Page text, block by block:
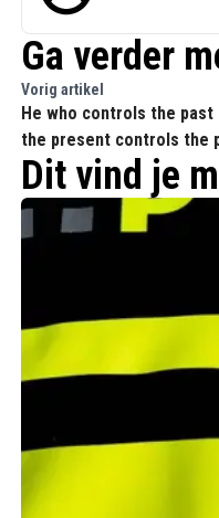
Ga verder
Vorig artikel
He who controls the
the present controls the
Dit vind je